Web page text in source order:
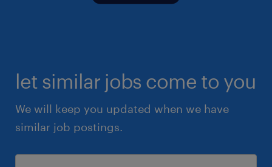
let similar jobs come to you
We will keep you updated when we have
similar job postings.